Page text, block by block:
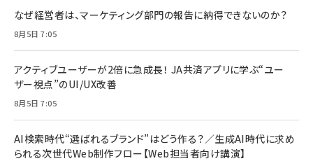
なぜ経営者は、マーケティング部門の報告に納得できないのか？
8月5日 7:05
アクティブユーザーが2倍に急成長！ JA共済アプリに学ぶ“ユー
ザー視点”のUI/UX改善
8月5日 7:05
AI検索時代“選ばれるブランド”はどう作る？／生成AI時代に求め
られる次世代Web制作フロー【Web担当者向け講演】